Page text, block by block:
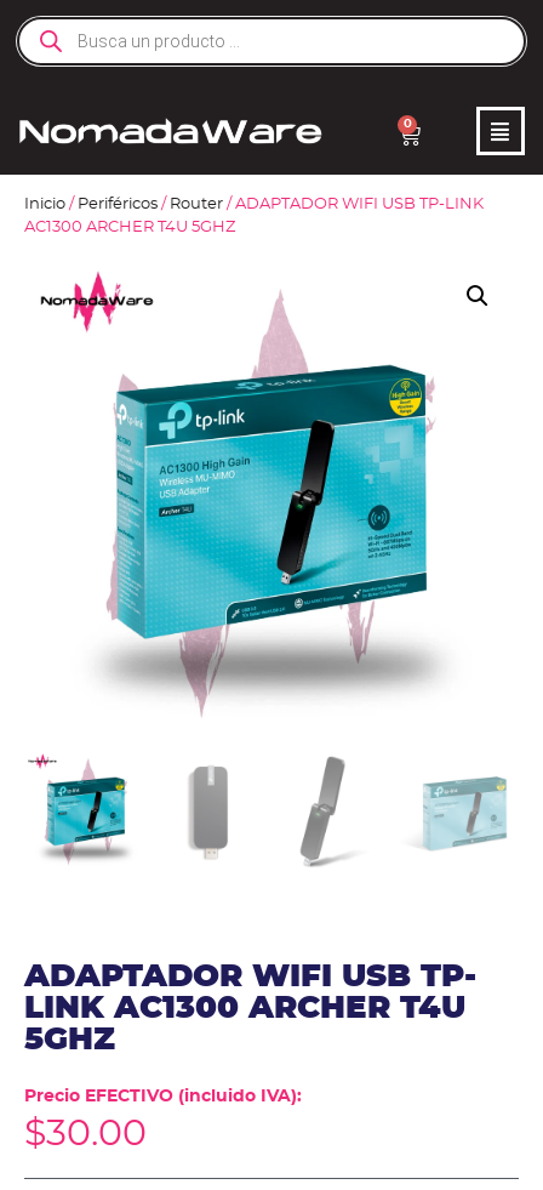
0
Inicio / Periféricos / Router / ADAPTADOR WIFI USB TP-LINK
AC1300 ARCHER T4U 5GHZ
ADAPTADOR WIFI USB TP-
LINK AC1300 ARCHER T4U
5GHZ
Precio EFECTIVO (incluido IVA):
$30.00